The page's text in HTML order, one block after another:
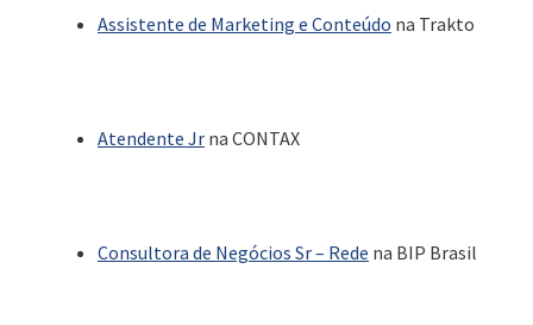
Assistente de Marketing e Conteúdo na Trakto
Atendente Jr na CONTAX
Consultora de Negócios Sr – Rede na BIP Brasil